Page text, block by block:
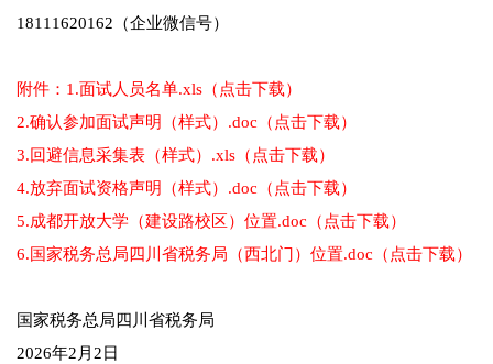
18111620162（企业微信号）
附件：1.面试人员名单.xls（点击下载）
2.确认参加面试声明（样式）.doc（点击下载）
3.回避信息采集表（样式）.xls（点击下载）
4.放弃面试资格声明（样式）.doc（点击下载）
5.成都开放大学（建设路校区）位置.doc（点击下载）
6.国家税务总局四川省税务局（西北门）位置.doc（点击下载）
国家税务总局四川省税务局
2026年2月2日